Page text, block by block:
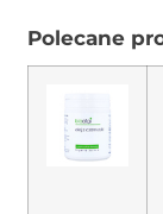
Polecane